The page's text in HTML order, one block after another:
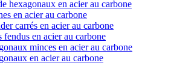
hexagonaux en acier au carbone
en acier au carbone
carrés en acier au carbone
fendus en acier au carbone
minces en acier au carbone
en acier au carbone